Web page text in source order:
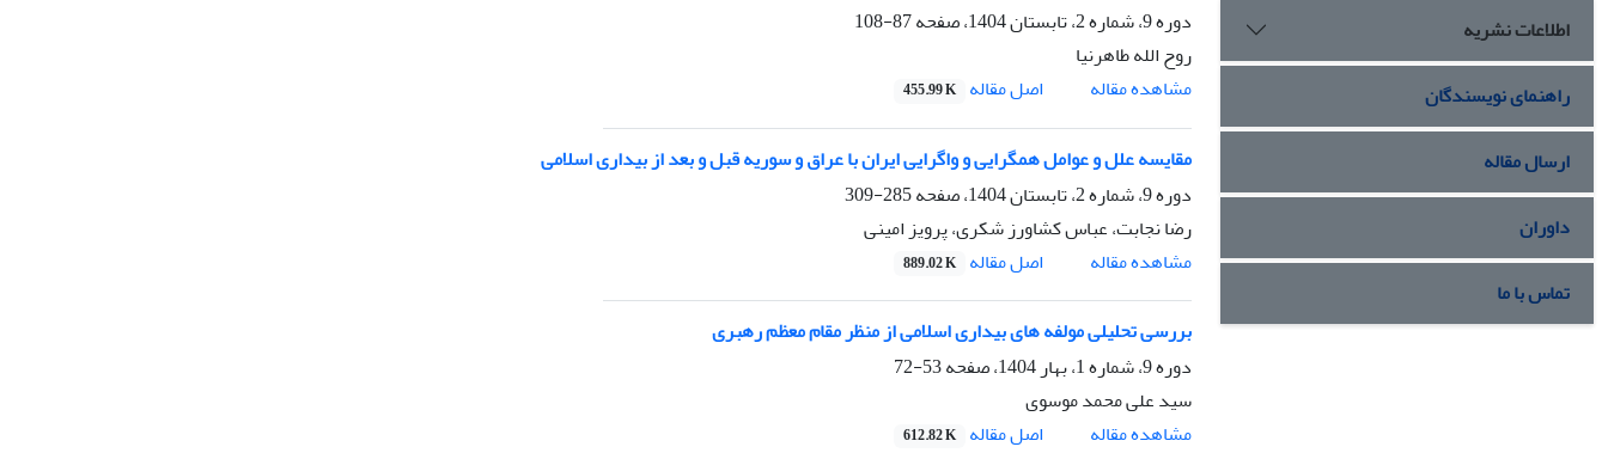
دوره 9، شماره 2، تابستان 1404، صفحه
87-108
روح الله طاهرنیا
مشاهده مقاله
اصل مقاله 455.99 K
مقایسه علل و عوامل همگرایی و واگرایی ایران با عراق و سوریه قبل و بعد از بیداری اسلامی
دوره 9، شماره 2، تابستان 1404، صفحه
285-309
رضا نجابت، عباس کشاورز شکری، پرویز امینی
مشاهده مقاله
اصل مقاله 889.02 K
بررسی تحلیلی مولفه های بیداری اسلامی از منظر مقام معظم رهبری
دوره 9، شماره 1، بهار 1404، صفحه
53-72
سید علی محمد موسوی
مشاهده مقاله
اصل مقاله 612.82 K
اطلاعات نشریه
راهنمای نویسندگان
ارسال مقاله
داوران
تماس با ما